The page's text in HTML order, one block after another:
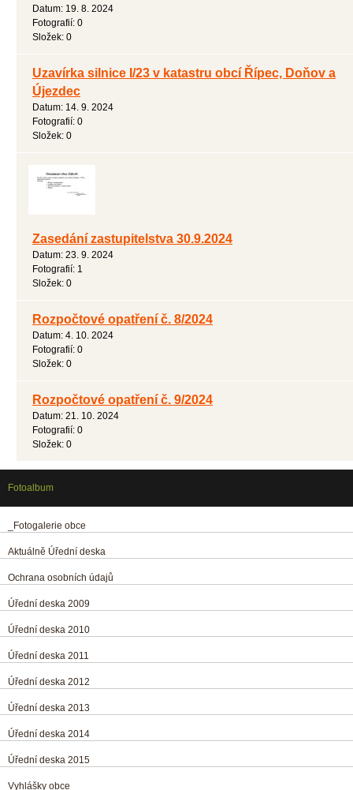
Datum: 19. 8. 2024
Fotografií: 0
Složek: 0
Uzavírka silnice I/23 v katastru obcí Řípec, Doňov a
Újezdec
Datum: 14. 9. 2024
Fotografií: 0
Složek: 0
Zasedání zastupitelstva 30.9.2024
Datum: 23. 9. 2024
Fotografií: 1
Složek: 0
Rozpočtové opatření č. 8/2024
Datum: 4. 10. 2024
Fotografií: 0
Složek: 0
Rozpočtové opatření č. 9/2024
Datum: 21. 10. 2024
Fotografií: 0
Složek: 0
Fotoalbum
_Fotogalerie obce
Aktuálně Úřední deska
Ochrana osobních údajů
Úřední deska 2009
Úřední deska 2010
Úřední deska 2011
Úřední deska 2012
Úřední deska 2013
Úřední deska 2014
Úřední deska 2015
Vyhlášky obce